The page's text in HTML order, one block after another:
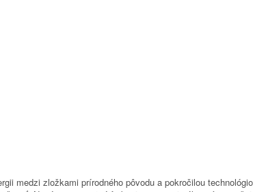
medzi zložkami prírodného pôvodu a pokročilou